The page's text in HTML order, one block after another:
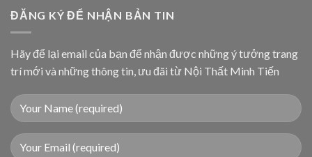
ĐĂNG KÝ ĐỂ NHẬN BẢN TIN
Hãy để lại email của bạn để nhận được những ý tưởng trang
trí mới và những thông tin, ưu đãi từ Nội Thất Minh Tiến